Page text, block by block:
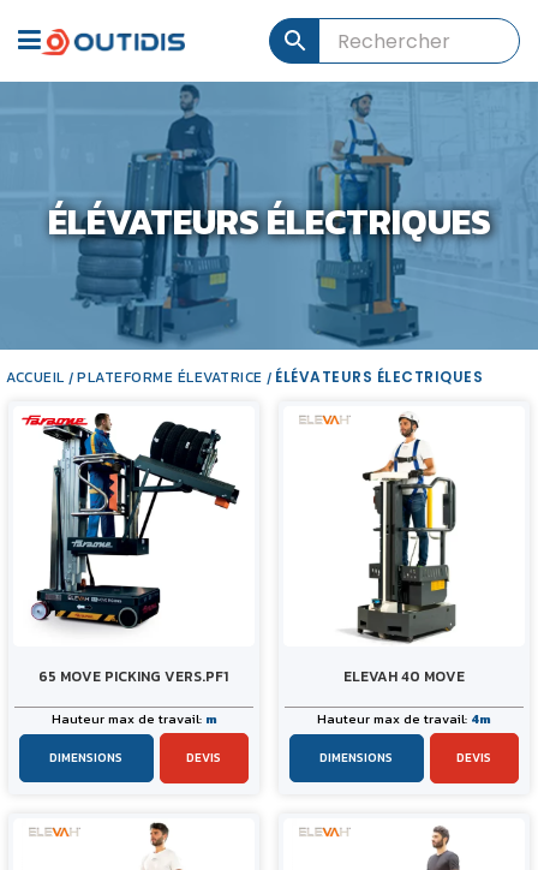
ÉLÉVATEURS ÉLECTRIQUES
ACCUEIL / PLATEFORME ÉLEVATRICE / ÉLÉVATEURS ÉLECTRIQUES
65 MOVE PICKING VERS.PF1
DIMENSIONS DEVIS
Hauteur max de travail: m
ELEVAH 40 MOVE
DIMENSIONS DEVIS
Hauteur max de travail: 4m